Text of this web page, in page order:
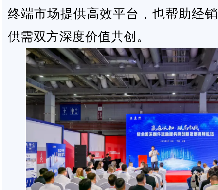
终端市场提供高效平台，也帮助经
供需双方深度价值共创。